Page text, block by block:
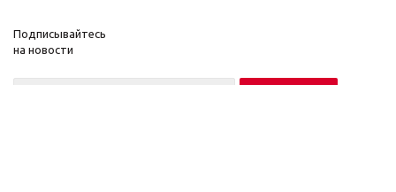
Подписывайтесь
на новости